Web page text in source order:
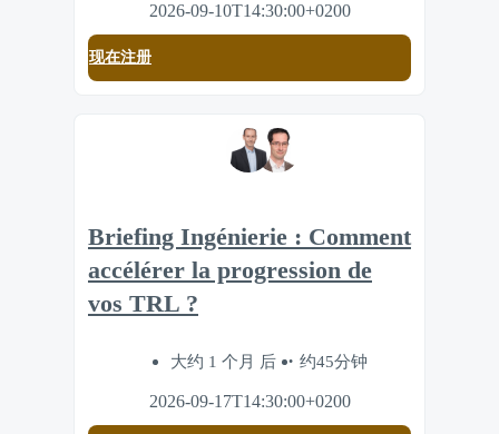
2026-09-10T14:30:00+0200
现在注册
Briefing Ingénierie : Comment
accélérer la progression de
vos TRL ?
大约 1 个月 后 约45分钟
2026-09-17T14:30:00+0200